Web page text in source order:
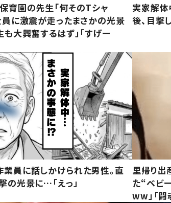
育園の先生「何そのTシャ
員に激震が走ったまさかの光景
大興奮するはず」「すげー
実家解
後、目撃
員に話しかけられた男性。直
の光景に…「えっ」
里帰り出
た“ベビ
ww」「